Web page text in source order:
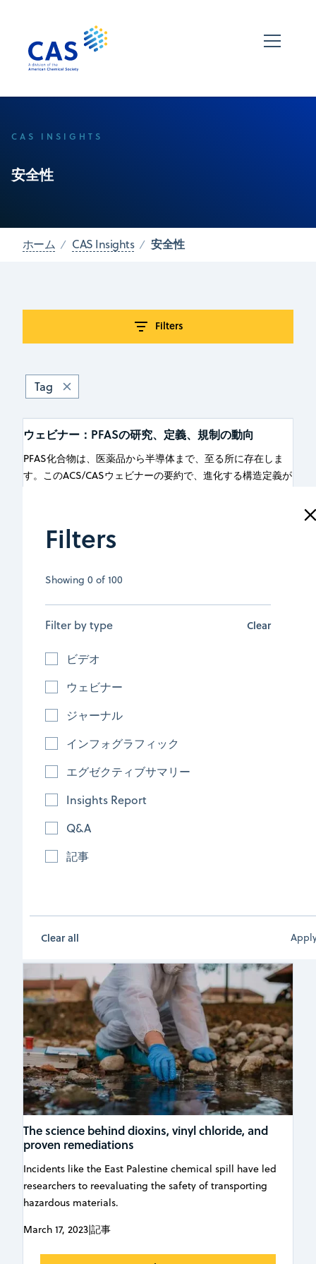
CAS INSIGHTS
安全性
ホーム CAS Insights 安全性
Filters
Showing 0 of 100
Filter by type Clear
ビデオ
ウェビナー
ジャーナル
インフォグラフィック
エグゼクティブサマリー
Insights Report
Q&A
記事
Clear all
Filters
Tag
ウェビナー：PFASの研究、定義、規制の動向
PFAS化合物は、医薬品から半導体まで、至る所に存在しま
す。このACS/CASウェビナーの要約で、進化する構造定義が
ください。
October 22, 2025| 記事
偽造医薬品と戦うための新しい技術
高度なパッケージングと薬剤への直接ラベリングは、偽造医
薬品と戦うための新技術です
Read more
The science behind dioxins, vinyl chloride, and
proven remediations
Incidents like the East Palestine chemical spill have led
researchers to reevaluating the safety of transporting
hazardous materials.
March 17, 2023|記事